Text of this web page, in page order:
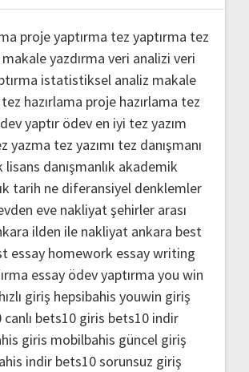
proje yaptırma tez yaptırma tez
makale yazdırma veri analizi veri
istatistiksel analiz makale
tez hazırlama proje hazırlama tez
yaptır ödev en iyi tez yazım
yazma tez yazımı tez danışmanı
lisans danışmanlık akademik
tarih ne diferansiyel denklemler
eve nakliyatşehirler arası
ilden ile nakliyat ankara best
essay homework essay writing
essay ödev yaptırma you win
giriş hepsibahis youwin giriş
bets10 giris bets10 indir
giris mobilbahis güncel giriş
indir bets10 sorunsuz giriş